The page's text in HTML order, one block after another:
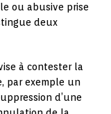
ou abusive prise
deux
à contester la
par exemple un
d’une